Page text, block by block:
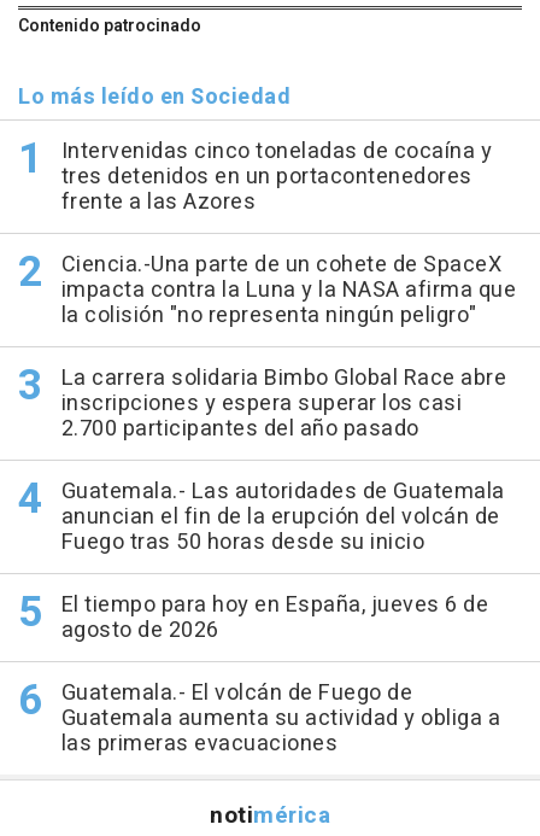
Contenido patrocinado
Lo más leído en Sociedad
Intervenidas cinco toneladas de cocaína y
tres detenidos en un portacontenedores
frente a las Azores
Ciencia.-Una parte de un cohete de SpaceX
impacta contra la Luna y la NASA afirma que
la colisión "no representa ningún peligro"
La carrera solidaria Bimbo Global Race abre
inscripciones y espera superar los casi
2.700 participantes del año pasado
Guatemala.- Las autoridades de Guatemala
anuncian el fin de la erupción del volcán de
Fuego tras 50 horas desde su inicio
El tiempo para hoy en España, jueves 6 de
agosto de 2026
Guatemala.- El volcán de Fuego de
Guatemala aumenta su actividad y obliga a
las primeras evacuaciones
notimérica